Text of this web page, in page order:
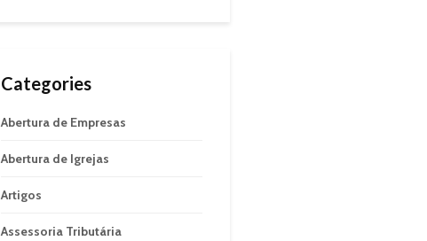
Categories
Abertura de Empresas
Abertura de Igrejas
Artigos
Assessoria Tributária